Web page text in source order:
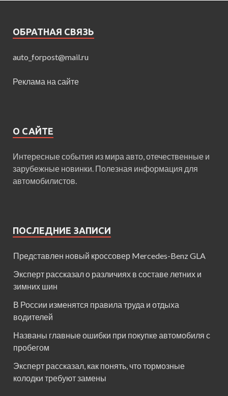
ОБРАТНАЯ СВЯЗЬ
auto_forpost@mail.ru
Реклама на сайте
О САЙТЕ
Интересные события из мира авто, отечественные и
зарубежные новинки. Полезная информация для
автомобилистов.
ПОСЛЕДНИЕ ЗАПИСИ
Представлен новый кроссовер Mercedes-Benz GLA
Эксперт рассказал о различиях в составе летних и
зимних шин
В России изменятся правила труда и отдыха
водителей
Названы главные ошибки при покупке автомобиля с
пробегом
Эксперт рассказал, как понять, что тормозные
колодки требуют замены